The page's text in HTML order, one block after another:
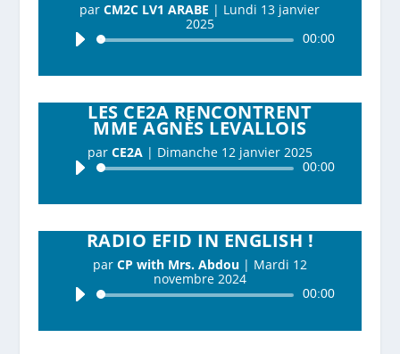
parCM2C LV1 ARABE | Lundi 13 janvier
2025
Lecteur
00:00
LES CE2A RENCONTRENT
MME AGNÈS LEVALLOIS
par CE2A| Dimanche 12 janvier 2025
Lecteur
00:00
RADIO EFID IN ENGLISH !
par CP with Mrs. Abdou| Mardi 12
novembre 2024
Lecteur
00:00